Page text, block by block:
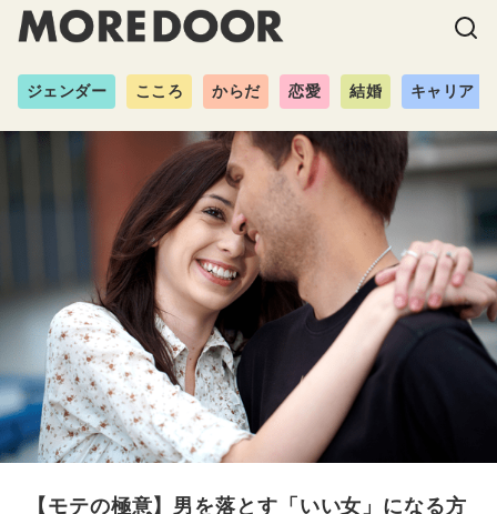
ジェンダー こころ からだ 恋愛 結婚 キャリア
【モテの極意】男を落とす「いい女」になる方